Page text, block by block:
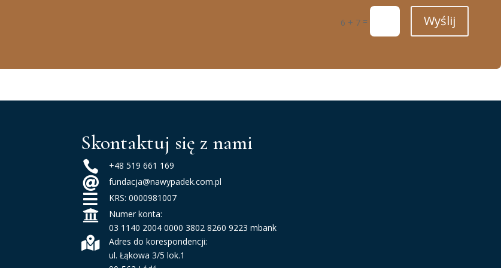
6 + 7 = Wyślij
Skontaktuj się z nami
 +48 519 661 169
 fundacja@nawypadek.com.pl
 KRS: 0000981007

Numer konta:
03 1140 2004 0000 3802 8260 9223 mbank

Adres do korespondencji:
ul. Łąkowa 3/5 lok.1